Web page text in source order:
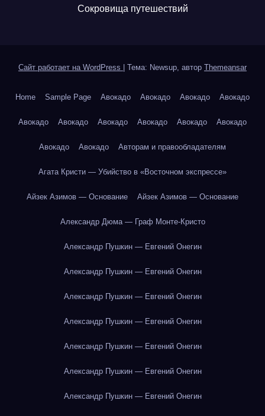
Сокровища путешествий
Сайт работает на WordPress Тема: Newsup, автор Themeansar
Home Sample Page Авокадо Авокадо Авокадо Авокадо
Авокадо Авокадо Авокадо Авокадо Авокадо Авокадо
Авокадо Авокадо Авторам и правообладателям
Агата Кристи — Убийство в «Восточном экспрессе»
Айзек Азимов — Основание Айзек Азимов — Основание
Александр Дюма — Граф Монте-Кристо
Александр Пушкин — Евгений Онегин
Александр Пушкин — Евгений Онегин
Александр Пушкин — Евгений Онегин
Александр Пушкин — Евгений Онегин
Александр Пушкин — Евгений Онегин
Александр Пушкин — Евгений Онегин
Александр Пушкин — Евгений Онегин